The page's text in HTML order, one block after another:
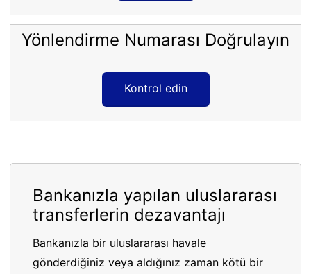
Yönlendirme Numarası Doğrulayın
Kontrol edin
Bankanızla yapılan uluslararası
transferlerin dezavantajı
Bankanızla bir uluslararası havale
gönderdiğiniz veya aldığınız zaman kötü bir